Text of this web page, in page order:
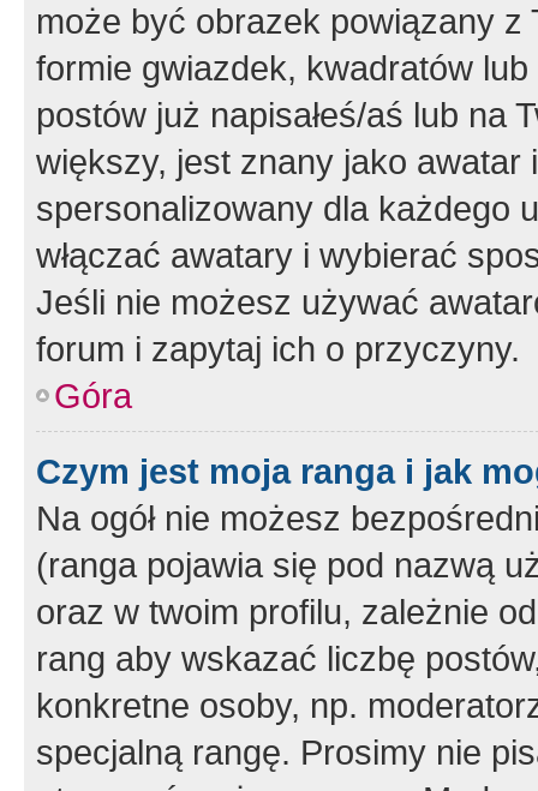
może być obrazek powiązany z
formie gwiazdek, kwadratów
postów już napisałeś/aś lub na
większy, jest znany jako
spersonalizowany dla każdego
włączać awatary i wybierać
Jeśli nie możesz używać
forum i zapytaj ich o przyczyny.
Góra
Czym jest moja ranga i jak
Na ogół nie możesz
(ranga pojawia się pod nazwą
oraz w twoim profilu, zależnie
rang aby wskazać liczbę
konkretne osoby, np.
specjalną rangę. Prosimy nie